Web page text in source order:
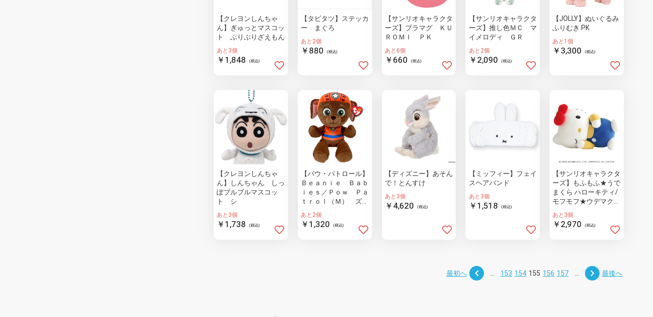
【クレヨンしんちゃ
ん】ぎゅっとマスコッ
ト ぶりぶりざえもん
あと3個
￥1,848 (税込)
【タビタツ】ステッカ
ー まぐろ
あと2個
￥880 (税込)
【サンリオキャラクタ
ーズ】プラマグ ＫＵ
ＲＯＭＩ ＰＫ
あと6個
￥660 (税込)
【サンリオキャラクタ
ーズ】推し色ＭＣ マ
イメロディ ＧＲ
あと2個
￥2,090 (税込)
【JOLLY】ぬいぐるみ
ふりむき PK
あと1個
￥3,300 (税込)
【クレヨンしんちゃ
ん】しんちゃん しっ
ぽブルブルマスコッ
ト シ
あと3個
￥1,738 (税込)
【パウ・パトロール】
Ｂｅａｎｉｅ Ｂａｂ
ｉｅｓ／Ｐｏｗ Ｐａ
ｔｒｏｌ（Ｍ） ズー
マ（ラブラドール）
あと2個
￥1,320 (税込)
【ディズニー】あそん
で！とんすけ
あと3個
￥4,620 (税込)
【ミッフィー】フェイ
スヘアバンド
あと3個
￥1,518 (税込)
【サンリオキャラクタ
ーズ】もふもふ★うで
まくら ハローキティ/
モフモフ★ウデマクラ
ハローキティ
あと3個
￥2,970 (税込)
最初へ 153 154 155 156 157 最後へ